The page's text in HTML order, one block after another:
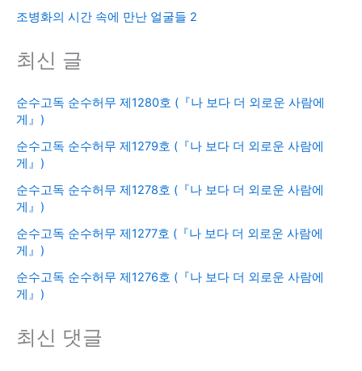
조병화의 시간 속에 만난 얼굴들 2
최신 글
순수고독 순수허무 제1280호 (『나 보다 더 외로운 사람에
게』)
순수고독 순수허무 제1279호 (『나 보다 더 외로운 사람에
게』)
순수고독 순수허무 제1278호 (『나 보다 더 외로운 사람에
게』)
순수고독 순수허무 제1277호 (『나 보다 더 외로운 사람에
게』)
순수고독 순수허무 제1276호 (『나 보다 더 외로운 사람에
게』)
최신 댓글